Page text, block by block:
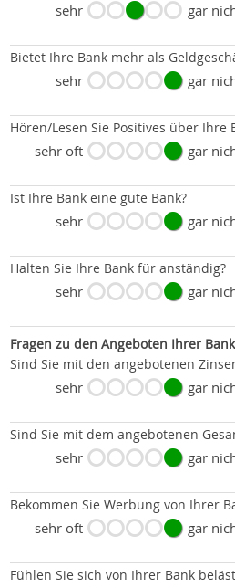
sehr gar
Bietet Ihre Bank mehr als
sehr gar
Hören/Lesen Sie Positives über Ihre
sehr oft gar
Ist Ihre Bank eine gute Bank?
sehr gar
Halten Sie Ihre Bank für anständig?
sehr gar
Fragen zu den Angeboten Ihrer
Sind Sie mit den angebotenen
sehr gar
Sind Sie mit dem angebotenen
sehr gar
Bekommen Sie Werbung von Ihrer
sehr oft gar
Fühlen Sie sich von Ihrer Bank